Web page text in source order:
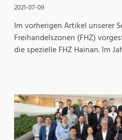
2021-07-09
Im vorherigen Artikel unserer
Freihandelszonen (FHZ)
die spezielle FHZ Hainan. Im